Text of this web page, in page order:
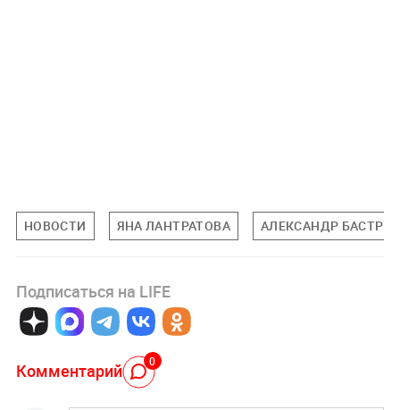
НОВОСТИ ЯНА ЛАНТРАТОВА АЛЕКСАНДР
Подписаться на LIFE
Комментарий 0